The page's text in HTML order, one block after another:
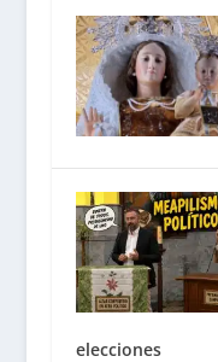
elecciones